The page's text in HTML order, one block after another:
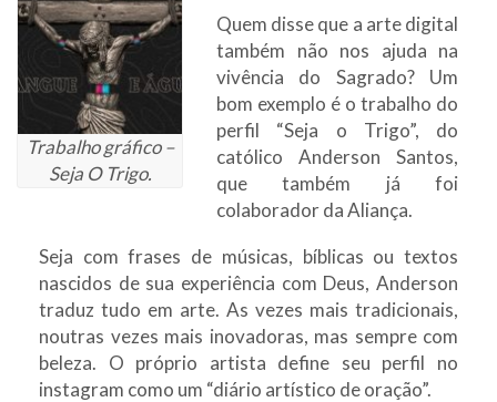
Trabalho gráfico –
Seja O Trigo.
Quem disse que a arte digital
também não nos ajuda na
vivência do Sagrado? Um
bom exemplo é o trabalho do
perfil “Seja o Trigo”, do
católico Anderson Santos,
que também já foi
colaborador da Aliança.
Seja com frases de músicas, bíblicas ou textos
nascidos de sua experiência com Deus, Anderson
traduz tudo em arte. As vezes mais tradicionais,
noutras vezes mais inovadoras, mas sempre com
beleza. O próprio artista define seu perfil no
instagram como um “diário artístico de oração”.